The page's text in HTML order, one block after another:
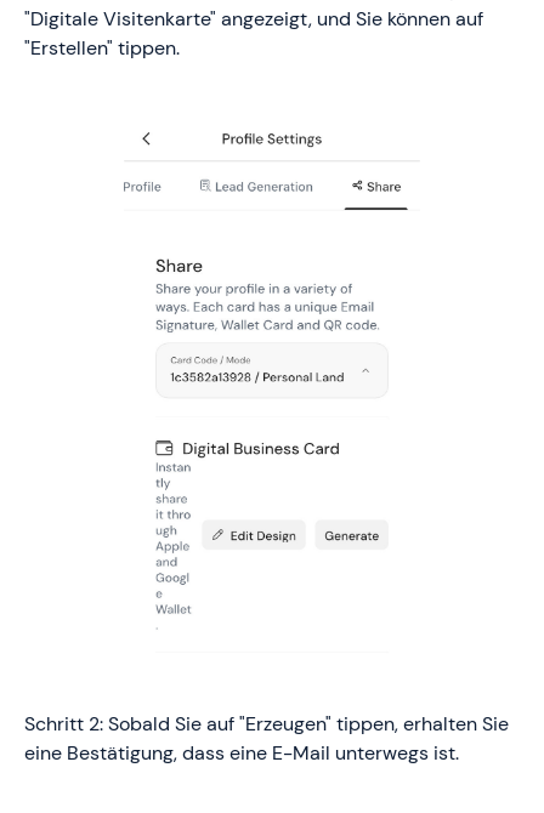
"Digitale Visitenkarte" angezeigt, und Sie können auf
"Erstellen" tippen.
Schritt 2: Sobald Sie auf "Erzeugen" tippen, erhalten Sie
eine Bestätigung, dass eine E-Mail unterwegs ist.